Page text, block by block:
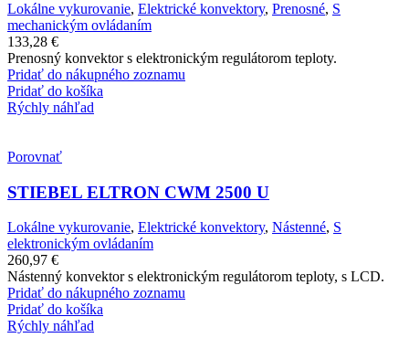
Lokálne vykurovanie, Elektrické konvektory, Prenosné, S
mechanickým ovládaním
133,28 €
Prenosný konvektor s elektronickým regulátorom teploty.
Pridať do nákupného zoznamu
Pridať do košíka
Rýchly náhľad
Porovnať
STIEBEL ELTRON CWM 2500 U
Lokálne vykurovanie, Elektrické konvektory, Nástenné, S
elektronickým ovládaním
260,97 €
Nástenný konvektor s elektronickým regulátorom teploty, s LCD.
Pridať do nákupného zoznamu
Pridať do košíka
Rýchly náhľad